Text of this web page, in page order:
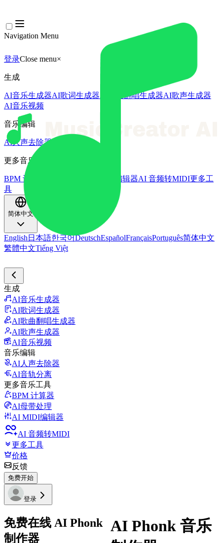
Navigation Menu
登录Close menu×
生成
AI音乐生成器AI歌词生成器 AI歌曲翻唱生成器AI歌声生成器
AI音乐视频
音乐编辑
AI人声去除器
更多音乐工具
BPM 计算器 AI MIDI编辑器AI 音频转MIDI更多工
具
简体中文
English 日本語한국어DeutschEspañolFrançaisPortuguês简体中文
繁體中文Tiếng Việt
生成
AI音乐生成器
AI歌词生成器
AI歌曲翻唱生成器
AI歌声生成器
AI音乐视频
音乐编辑
AI人声去除器
AI音轨分离
更多音乐工具
BPM 计算器
AI母带处理
AI MIDI编辑器
AI 音频转MIDI
更多工具
价格
反馈
免费开始
登录
免费在线 AI Phonk
制作器
AI Phonk 音乐